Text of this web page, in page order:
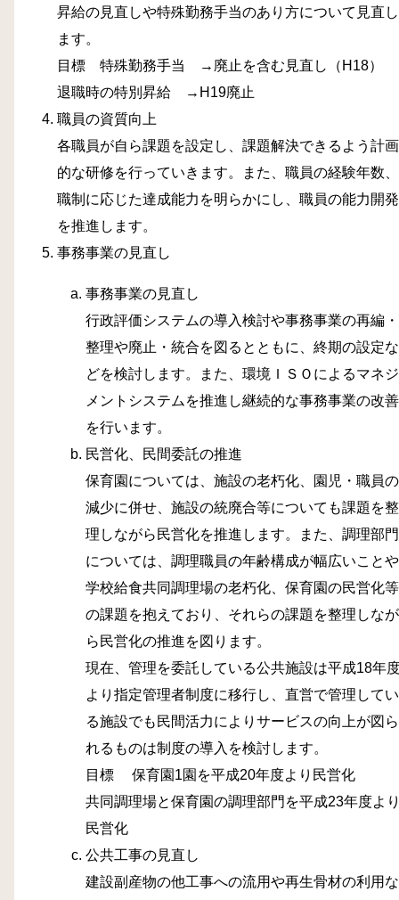
昇給の見直しや特殊勤務手当のあり方について見直し
ます。
目標 特殊勤務手当 →廃止を含む見直し（H18）
退職時の特別昇給 →H19廃止
職員の資質向上
各職員が自ら課題を設定し、課題解決できるよう計画
的な研修を行っていきます。また、職員の経験年数、
職制に応じた達成能力を明らかにし、職員の能力開発
を推進します。
事務事業の見直し
事務事業の見直し
行政評価システムの導入検討や事務事業の再編・
整理や廃止・統合を図るとともに、終期の設定な
どを検討します。また、環境ＩＳＯによるマネジ
メントシステムを推進し継続的な事務事業の改善
を行います。
民営化、民間委託の推進
保育園については、施設の老朽化、園児・職員の
減少に併せ、施設の統廃合等についても課題を整
理しながら民営化を推進します。また、調理部門
については、調理職員の年齢構成が幅広いことや
学校給食共同調理場の老朽化、保育園の民営化等
の課題を抱えており、それらの課題を整理しなが
ら民営化の推進を図ります。
現在、管理を委託している公共施設は平成18年
より指定管理者制度に移行し、直営で管理してい
る施設でも民間活力によりサービスの向上が図ら
れるものは制度の導入を検討します。
目標 保育園1園を平成20年度より民営化
共同調理場と保育園の調理部門を平成23年度よ
民営化
公共工事の見直し
建設副産物の他工事への流用や再生骨材の利用な